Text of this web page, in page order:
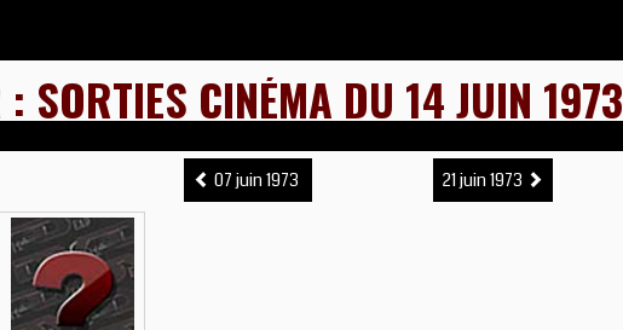
: SORTIES CINÉMA DU 14 JUIN 1973
07 juin 1973 21 juin 1973